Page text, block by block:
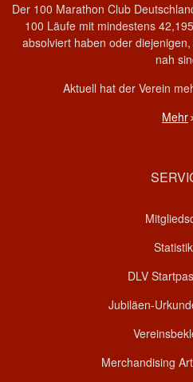
Der 100 Marathon Club
100 Läufe mit mindestens
absolviert haben oder
nah
Aktuell hat der Verein
Mehr
DLV
Jubiläen-
Merchandising